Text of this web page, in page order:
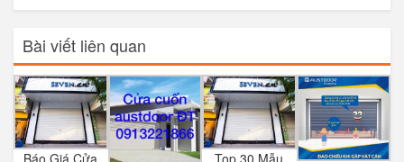
Bài viết liên quan
Báo Giá Cửa
Top 30 Mẫu